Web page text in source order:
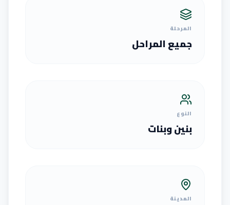
المرحلة
جميع المراحل
النوع
بنين وبنات
المدينة